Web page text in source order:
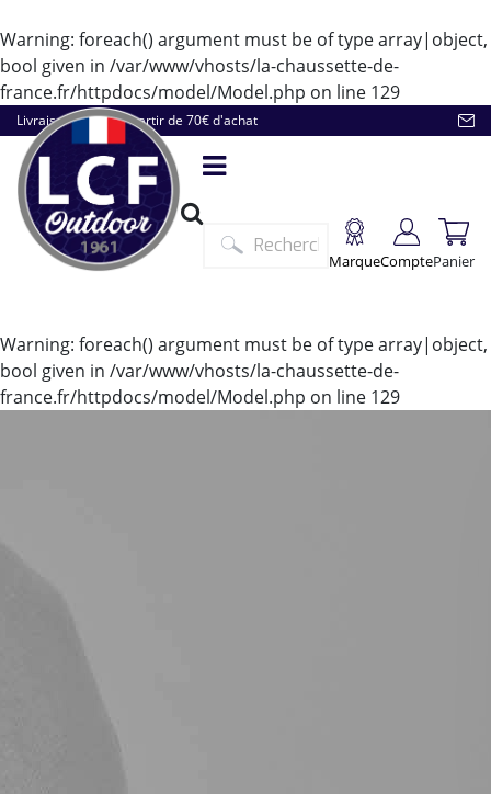
Warning: foreach() argument must be of type array|object,
bool given in /var/www/vhosts/la-chaussette-de-
france.fr/httpdocs/model/Model.php on line 129
Livraison offerte à partir de 70€ d'achat
MarqueComptePanier
Warning: foreach() argument must be of type array|object,
bool given in /var/www/vhosts/la-chaussette-de-
france.fr/httpdocs/model/Model.php on line 129